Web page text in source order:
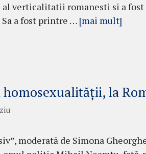
al verticalitatii romanesti si a
a fost printre … [mai mult]
la
moderată de Simona